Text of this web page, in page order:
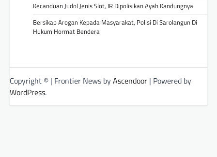
Kecanduan Judol Jenis Slot, IR Dipolisikan Ayah Kandungnya
Bersikap Arogan Kepada Masyarakat, Polisi Di Sarolangun Di
Hukum Hormat Bendera
Copyright © | Frontier News byAscendoor | Powered by
WordPress.